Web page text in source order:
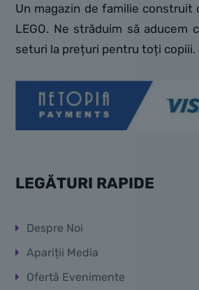
Un magazin de familie construit
LEGO. Ne străduim să aducem
seturi la prețuri pentru toți copiii.
LEGĂTURI RAPIDE
Despre Noi
Apariții Media
Ofertă Evenimente